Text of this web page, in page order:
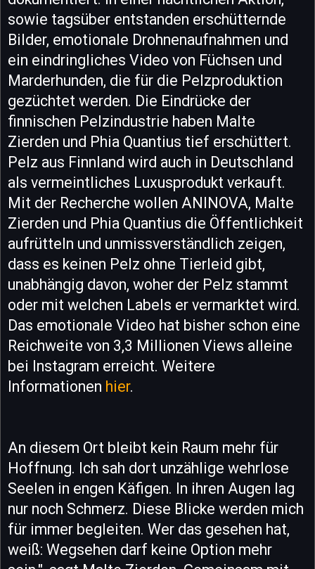
sowie tagsüber entstanden erschütternde
Bilder, emotionale Drohnenaufnahmen und
ein eindringliches Video von Füchsen und
Marderhunden, die für die Pelzproduktion
gezüchtet werden. Die Eindrücke der
finnischen Pelzindustrie haben Malte
Zierden und Phia Quantius tief erschüttert.
Pelz aus Finnland wird auch in Deutschland
als vermeintliches Luxusprodukt verkauft.
Mit der Recherche wollen ANINOVA, Malte
Zierden und Phia Quantius die Öffentlichkeit
aufrütteln und unmissverständlich zeigen,
dass es keinen Pelz ohne Tierleid gibt,
unabhängig davon, woher der Pelz stammt
oder mit welchen Labels er vermarktet wird.
Das emotionale Video hat bisher schon eine
Reichweite von 3,3 Millionen Views alleine
bei Instagram erreicht. Weitere
Informationen hier.
An diesem Ort bleibt kein Raum mehr für
Hoffnung. Ich sah dort unzählige wehrlose
Seelen in engen Käfigen. In ihren Augen lag
nur noch Schmerz. Diese Blicke werden mich
für immer begleiten. Wer das gesehen hat,
weiß: Wegsehen darf keine Option mehr